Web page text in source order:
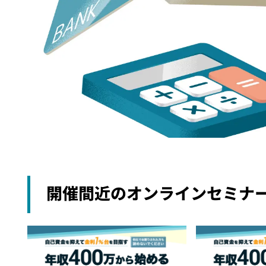
開催間近のオンラインセミナ